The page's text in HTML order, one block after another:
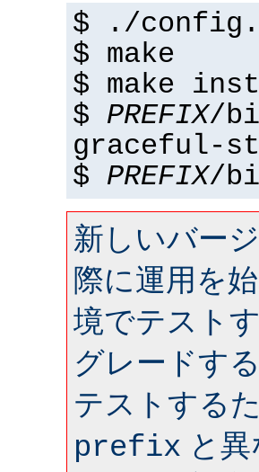
$ ./
$ make
$ make
$ PREFIX/
graceful-
$ PREFIX/
新しいバー
際に運用を
境でテスト
グレードす
テストする
prefix と